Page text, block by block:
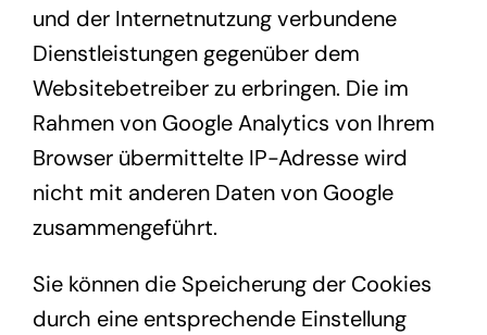
und der Internetnutzung verbundene
Dienstleistungen gegenüber dem
Websitebetreiber zu erbringen. Die im
Rahmen von Google Analytics von Ihrem
Browser übermittelte IP-Adresse wird
nicht mit anderen Daten von Google
zusammengeführt.
Sie können die Speicherung der Cookies
durch eine entsprechende Einstellung